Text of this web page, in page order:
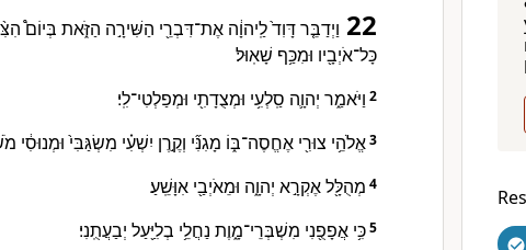
22 וַיְדַבֵּ֤ר דָּוִד֙ לַֽיהוָ֔ה אֶת־דִּבְרֵ֖י הַשִּׁירָ֣ה הַזֹּ֑את בְּיוֹם֩
כָּל־אֹיְבָ֖יו וּמִכַּ֥ף שָׁאֽוּל׃
2 וַיֹּאמַ֑ר יְהוָ֛ה סַֽלְעִ֥י וּמְצֻדָתִ֖י וּמְפַלְטִי־לִֽי׃
3אֱלֹהֵ֥י צוּרִ֖י אֶחֱסֶה־בּ֑וֹ מָגִנִּ֞י וְקֶ֣רֶן יִשְׁעִ֗י מִשְׂגַּבִּי֙ וּמְנוּסִ֔י
4 מְהֻלָּ֖ל אֶקְרָ֣א יְהוָ֑ה וּמֵאֹיְבַ֖י אִוָּשֵֽׁעַ׃
5כִּ֥י אֲפָפֻ֖נִי מִשְׁבְּרֵי־מָ֑וֶת נַחֲלֵ֥י בְלִיַּ֖עַל יְבַעֲתֻֽנִי׃